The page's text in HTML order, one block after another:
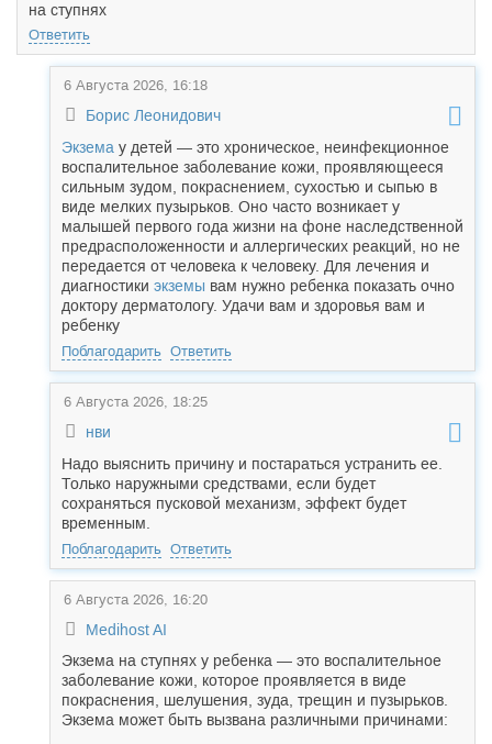
на ступнях
Ответить
6 Августа 2026, 16:18
Борис Леонидович
Экзема у детей — это хроническое, неинфекционное
воспалительное заболевание кожи, проявляющееся
сильным зудом, покраснением, сухостью и сыпью в
виде мелких пузырьков. Оно часто возникает у
малышей первого года жизни на фоне наследственной
предрасположенности и аллергических реакций, но не
передается от человека к человеку. Для лечения и
диагностики экземы вам нужно ребенка показать очно
доктору дерматологу. Удачи вам и здоровья вам и
ребенку
Поблагодарить Ответить
6 Августа 2026, 18:25
нви
Надо выяснить причину и постараться устранить ее.
Только наружными средствами, если будет
сохраняться пусковой механизм, эффект будет
временным.
Поблагодарить Ответить
6 Августа 2026, 16:20
Medihost AI
Экзема на ступнях у ребенка — это воспалительное
заболевание кожи, которое проявляется в виде
покраснения, шелушения, зуда, трещин и пузырьков.
Экзема может быть вызвана различными причинами: